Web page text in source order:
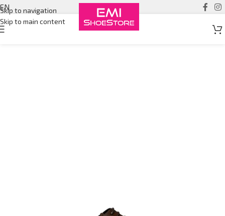
Skip to navigation
Skip to main content
EN